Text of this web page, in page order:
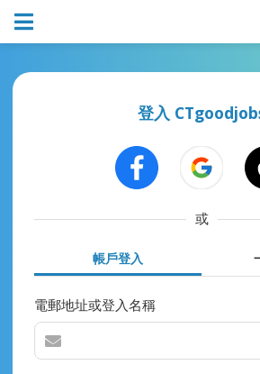
登入
或
帳戶登入
電郵地址或登入名稱